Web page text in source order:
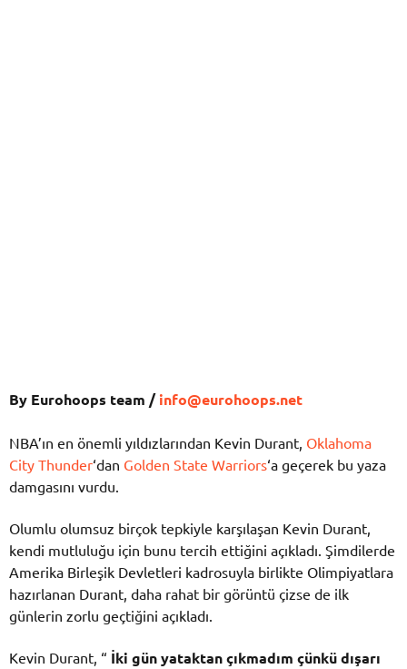
By Eurohoops team /info@eurohoops.net
NBA’ın en önemli yıldızlarından Kevin Durant, Oklahoma
City Thunder‘dan Golden State Warriors‘a geçerek bu yaza
damgasını vurdu.
Olumlu olumsuz birçok tepkiyle karşılaşan Kevin Durant,
kendi mutluluğu için bunu tercih ettiğini açıkladı. Şimdilerde
Amerika Birleşik Devletleri kadrosuyla birlikte Olimpiyatlara
hazırlanan Durant, daha rahat bir görüntü çizse de ilk
günlerin zorlu geçtiğini açıkladı.
Kevin Durant, “ İki gün yataktan çıkmadım çünkü dışarı